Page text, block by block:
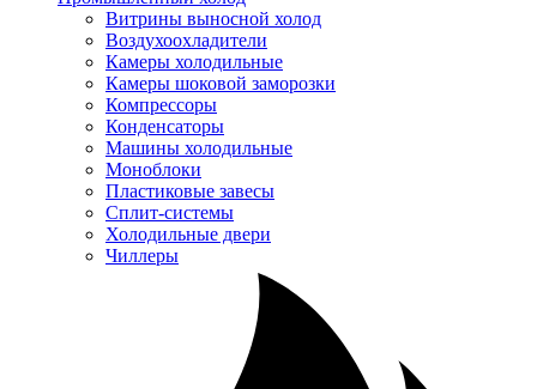
Витрины выносной холод
Воздухоохладители
Камеры холодильные
Камеры шоковой заморозки
Компрессоры
Конденсаторы
Машины холодильные
Моноблоки
Пластиковые завесы
Сплит-системы
Холодильные двери
Чиллеры